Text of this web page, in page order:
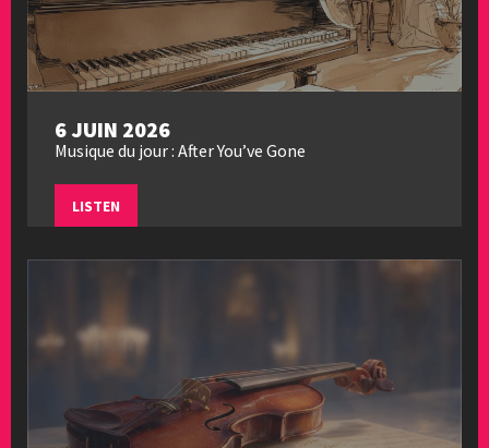
6 JUIN 2026
Musique du jour : After You’ve Gone
LISTEN